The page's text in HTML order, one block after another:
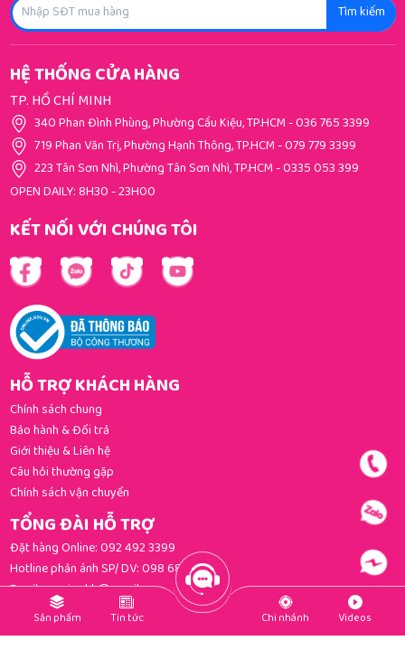
Tìm kiếm
HỆ THỐNG CỬA HÀNG
TP. HỒ CHÍ MINH
340 Phan Đình Phùng, Phường Cầu Kiệu, TP.HCM-036 765 3399
719 Phan Văn Trị, Phường Hạnh Thông, TP.HCM-079 779 3399
223 Tân Sơn Nhì, Phường Tân Sơn Nhì, TP.HCM-0335 053 399
OPEN DAILY: 8H30 - 23H00
KẾT NỐI VỚI CHÚNG TÔI
HỖ TRỢ KHÁCH HÀNG
Chính sách chung
Bảo hành & Đổi trả
Giới thiệu & Liên hệ
Câu hỏi thường gặp
Chính sách vận chuyển
TỔNG ĐÀI HỖ TRỢ
Đặt hàng Online:092 492 3399
Hotline phản ánh SP/ DV:098 681 3392
Email:gomi.cskh@gmail.com
PHƯƠNG THỨC THANH TOÁN
Sản phẩm Tin tức Chi nhánh Videos